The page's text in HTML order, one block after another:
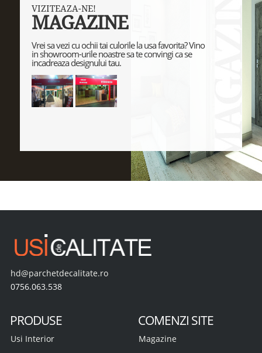
VIZITEAZA-NE!
MAGAZINE
Vrei sa vezi cu ochii tai culorile la usa favorita? Vino
in showroom-urile noastre sa te convingi ca se
incadreaza designului tau.
hd@parchetdecalitate.ro
0756.063.538
PRODUSE
Usi Interior
COMENZI SITE
Magazine